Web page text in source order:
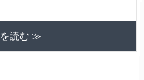
読む ≫